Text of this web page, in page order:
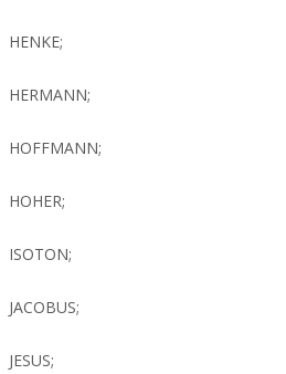
HENKE;
HERMANN;
HOFFMANN;
HOHER;
ISOTON;
JACOBUS;
JESUS;